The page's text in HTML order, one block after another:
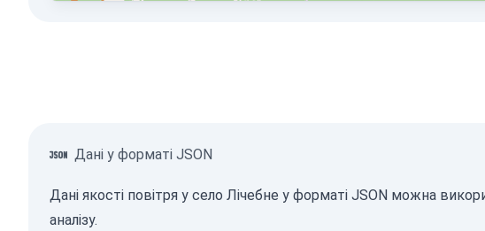
Дані у форматі JSON
Дані якості повітря у село Лічебне у форматі JSON можна
аналізу.